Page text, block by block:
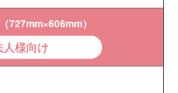
727mm×606mm）
人様向け